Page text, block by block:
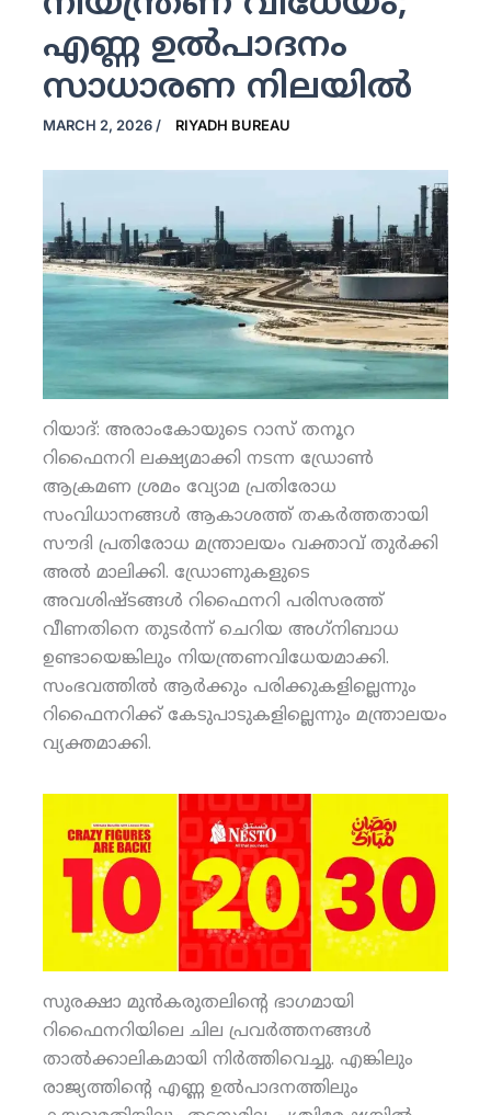
എണ്ണ ഉല്‍പാദനം
സാധാരണ നിലയില്‍
MARCH 2, 2026 / RIYADH BUREAU
റിയാദ്: അരാംകോയുടെ റാസ് തനൂറ
റിഫൈനറി ലക്ഷ്യമാക്കി നടന്ന ഡ്രോണ്‍
ആക്രമണ ശ്രമം വ്യോമ പ്രതിരോധ
സംവിധാനങ്ങള്‍ ആകാശത്ത് തകര്‍ത്തതായി
സൗദി പ്രതിരോധ മന്ത്രാലയം വക്താവ് തുര്‍ക്കി
അല്‍ മാലിക്കി. ഡ്രോണുകളുടെ
അവശിഷ്ടങ്ങള്‍ റിഫൈനറി പരിസരത്ത്
വീണതിനെ തുടര്‍ന്ന് ചെറിയ അഗ്‌നിബാധ
ഉണ്ടായെങ്കിലും നിയന്ത്രണവിധേയമാക്കി.
സംഭവത്തില്‍ ആര്‍ക്കും പരിക്കുകളില്ലെന്നും
റിഫൈനറിക്ക് കേടുപാടുകളില്ലെന്നും മന്ത്രാലയം
വ്യക്തമാക്കി.
സുരക്ഷാ മുന്‍കരുതലിന്റെ ഭാഗമായി
റിഫൈനറിയിലെ ചില പ്രവര്‍ത്തനങ്ങള്‍
താല്‍ക്കാലികമായി നിര്‍ത്തിവെച്ചു. എങ്കിലും
രാജ്യത്തിന്റെ എണ്ണ ഉല്‍പാദനത്തിലും